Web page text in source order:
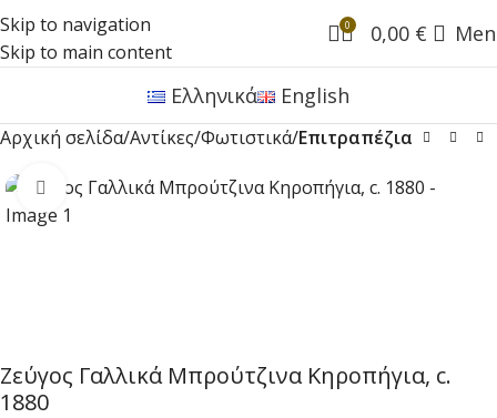
Skip to navigation
Skip to main content
0 0,00 €
Ελληνικά English
Αρχική σελίδα Αντίκες Φωτιστικά Επιτραπέζια
Click to enlarge
Ζεύγος Γαλλικά Μπρούτζινα Κηροπήγια, c.
1880